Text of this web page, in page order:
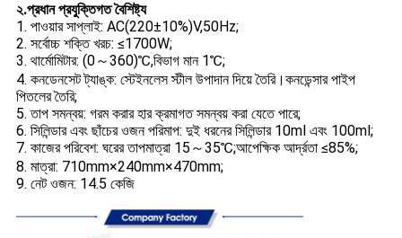
২.প্রধান প্রযুক্তিগত বৈশিষ্ট্য
1. পাওয়ার সাপ্লাই: AC(220±10%)V,50Hz;
2. সর্বোচ্চ শক্তি খরচ: ≤1700W;
3. থার্মোমিটার: (0～360)℃,বিভাগ মান 1℃;
4. কনডেনসেট ট্যাঙ্ক: স্টেইনলেস স্টীল উপাদান দিয়ে তৈরি।কনডেন্সার পাইপ
পিতলের তৈরি;
5. তাপ সমন্বয়: গরম করার হার ক্রমাগত সমন্বয় করা যেতে পারে;
6. সিলিন্ডার এবং ছাঁচের ওজন পরিমাপ: দুই ধরনের সিলিন্ডার 10ml এবং 100ml;
7. কাজের পরিবেশ: ঘরের তাপমাত্রা 15～35℃;আপেক্ষিক আর্দ্রতা ≤85%;
8. মাত্রা: 710mm×240mm×470mm;
9. নেট ওজন: 14.5 কেজি